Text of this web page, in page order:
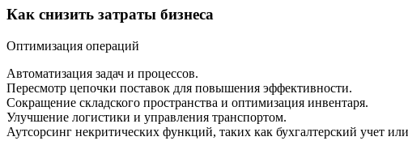
Как снизить затраты бизнеса
Оптимизация операций
Автоматизация задач и процессов.
Пересмотр цепочки поставок для повышения эффективности.
Сокращение складского пространства и оптимизация инвентаря.
Улучшение логистики и управления транспортом.
Аутсорсинг некритических функций, таких как бухгалтерский учет